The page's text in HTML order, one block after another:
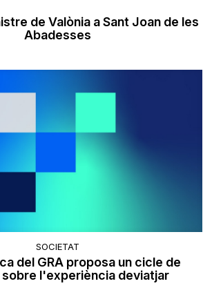
de Valònia a Sant Joan de les
Abadesses
SOCIETAT
del GRA proposa un cicle de
l'experiència deviatjar